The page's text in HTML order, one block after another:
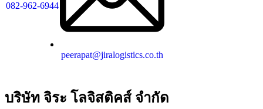
082-962-6944
peerapat@jiralogistics.co.th
บริษัท จิระ โลจิสติคส์ จำกัด